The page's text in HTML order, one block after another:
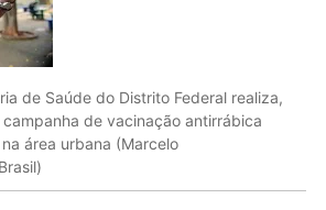
de Saúde do Distrito Federal realiza,
de vacinação antirrábica
área urbana (Marcelo